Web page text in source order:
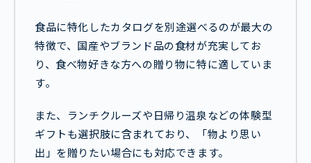
食品に特化したカタログを別途選べるのが最大の
特徴で、国産やブランド品の食材が充実してお
り、食べ物好きな方への贈り物に特に適していま
す。
また、ランチクルーズや日帰り温泉などの体験型
ギフトも選択肢に含まれており、「物より思い
出」を贈りたい場合にも対応できます。